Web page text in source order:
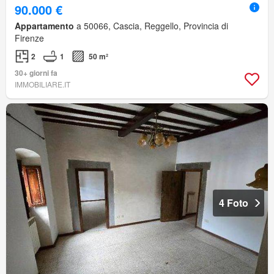
90.000 €
Appartamento a 50066, Cascia, Reggello, Provincia di
Firenze
2 1
50 m²
30+ giorni fa
IMMOBILIARE.IT
4 Foto